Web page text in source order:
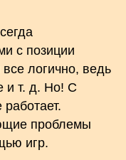
с позиции
логично, ведь
и т. д. Но! С
проблемы
игр.